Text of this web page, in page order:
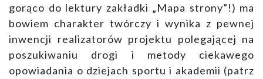
gorąco do lektury zakładki „Mapa strony”!) ma
bowiem charakter twórczy i wynika z pewnej
inwencji realizatorów projektu polegającej na
poszukiwaniu drogi i metody ciekawego
opowiadania o dziejach sportu i akademii (patrz